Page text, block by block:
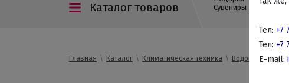
Каталог товаров
Сувениры
Главная Каталог Климатическая техника
Тел: +7
Тел: +7
E-mail: